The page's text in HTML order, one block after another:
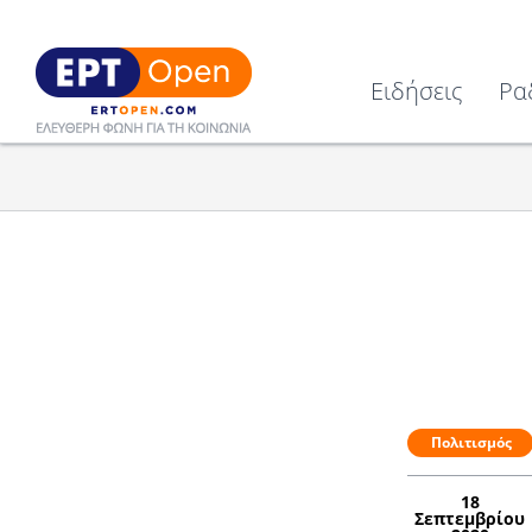
Ειδήσεις
Πολιτισμός
18
Σεπτεμβρίου